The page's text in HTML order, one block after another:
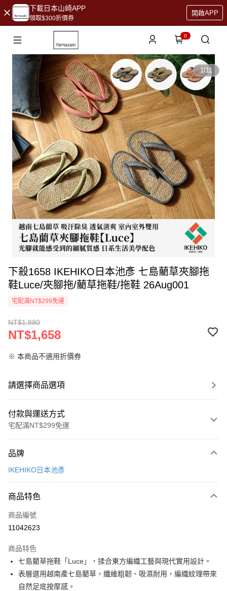
下載日本山崎APP
領取$300折價券
開啟APP
0
1/11
下殺1658 IKEHIKO日本池彥 七島藺草夾腳拖
鞋Luce/夾腳拖/藺草拖鞋/拖鞋 26Aug001
宅配滿NT$299免運
NT$1,880
NT$1,658
※ 本商品不適用折價券
請選擇商品選項
付款與運送方式
宅配滿NT$299免運
信用卡一次付款
Apple Pay
悠遊付
全盈+PAY
大哥付你分期
相關說明
品牌
IKEHIKO日本池彥
商品特色
商品編號
11042623
商品特色
七島藺草拖鞋「Luce」，揉合東方編織工藝與現代實用設計。
表層選用越南產七島藺草，纖維粗韌、吸濕耐用，編織紋理帶來
自然足底按摩感。